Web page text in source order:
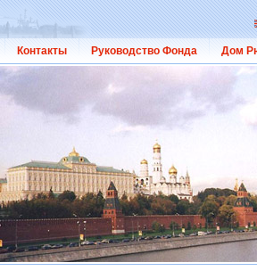
Контакты Руководство Фонда Дом